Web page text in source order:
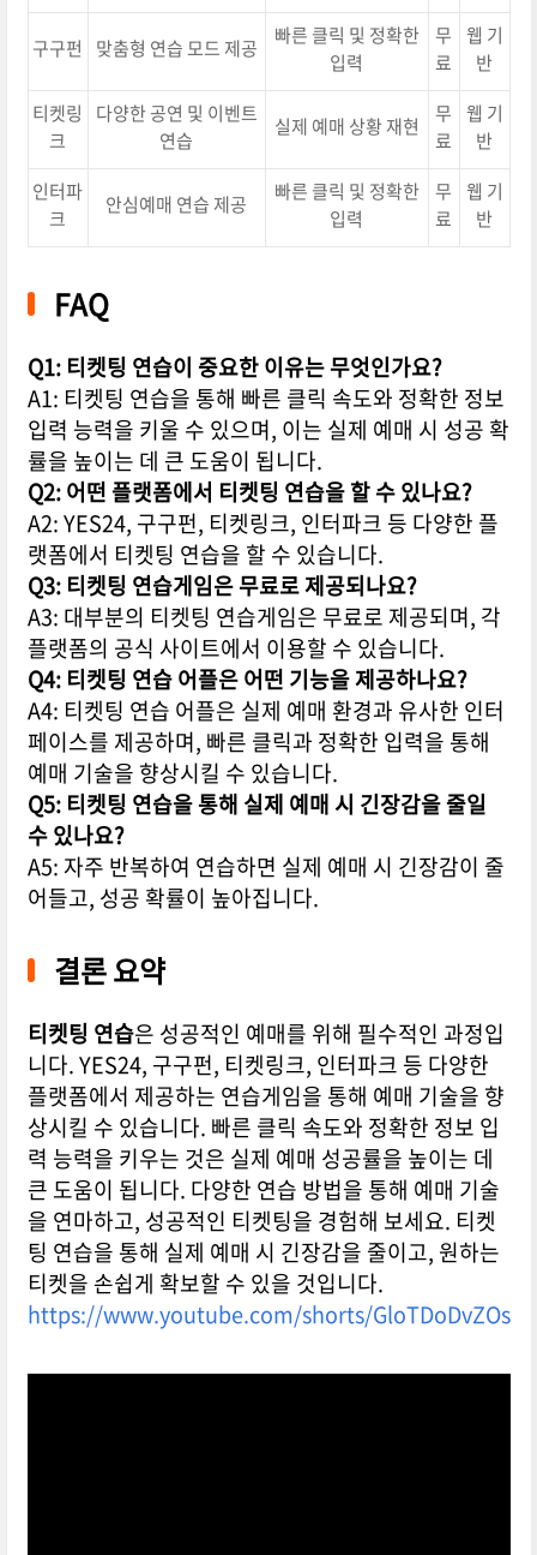
구구펀 맞춤형 연습 모드 제공
빠른 클릭 및 정확한
입력
무
료
웹 기
반
티켓링
크
다양한 공연 및 이벤트
연습
실제 예매 상황 재현
무
료
웹 기
반
인터파
크
안심예매 연습 제공
빠른 클릭 및 정확한
입력
무
료
웹 기
반
FAQ
Q1: 티켓팅 연습이 중요한 이유는 무엇인가요?
A1: 티켓팅 연습을 통해 빠른 클릭 속도와 정확한 정보
입력 능력을 키울 수 있으며, 이는 실제 예매 시 성공 확
률을 높이는 데 큰 도움이 됩니다.
Q2: 어떤 플랫폼에서 티켓팅 연습을 할 수 있나요?
A2: YES24, 구구펀, 티켓링크, 인터파크 등 다양한 플
랫폼에서 티켓팅 연습을 할 수 있습니다.
Q3: 티켓팅 연습게임은 무료로 제공되나요?
A3: 대부분의 티켓팅 연습게임은 무료로 제공되며, 각
플랫폼의 공식 사이트에서 이용할 수 있습니다.
Q4: 티켓팅 연습 어플은 어떤 기능을 제공하나요?
A4: 티켓팅 연습 어플은 실제 예매 환경과 유사한 인터
페이스를 제공하며, 빠른 클릭과 정확한 입력을 통해
예매 기술을 향상시킬 수 있습니다.
Q5: 티켓팅 연습을 통해 실제 예매 시 긴장감을 줄일
수 있나요?
A5: 자주 반복하여 연습하면 실제 예매 시 긴장감이 줄
어들고, 성공 확률이 높아집니다.
결론 요약
티켓팅 연습은 성공적인 예매를 위해 필수적인 과정입
니다. YES24, 구구펀, 티켓링크, 인터파크 등 다양한
플랫폼에서 제공하는 연습게임을 통해 예매 기술을 향
상시킬 수 있습니다. 빠른 클릭 속도와 정확한 정보 입
력 능력을 키우는 것은 실제 예매 성공률을 높이는 데
큰 도움이 됩니다. 다양한 연습 방법을 통해 예매 기술
을 연마하고, 성공적인 티켓팅을 경험해 보세요. 티켓
팅 연습을 통해 실제 예매 시 긴장감을 줄이고, 원하는
티켓을 손쉽게 확보할 수 있을 것입니다.
https://www.youtube.com/shorts/GloTDoDvZOs